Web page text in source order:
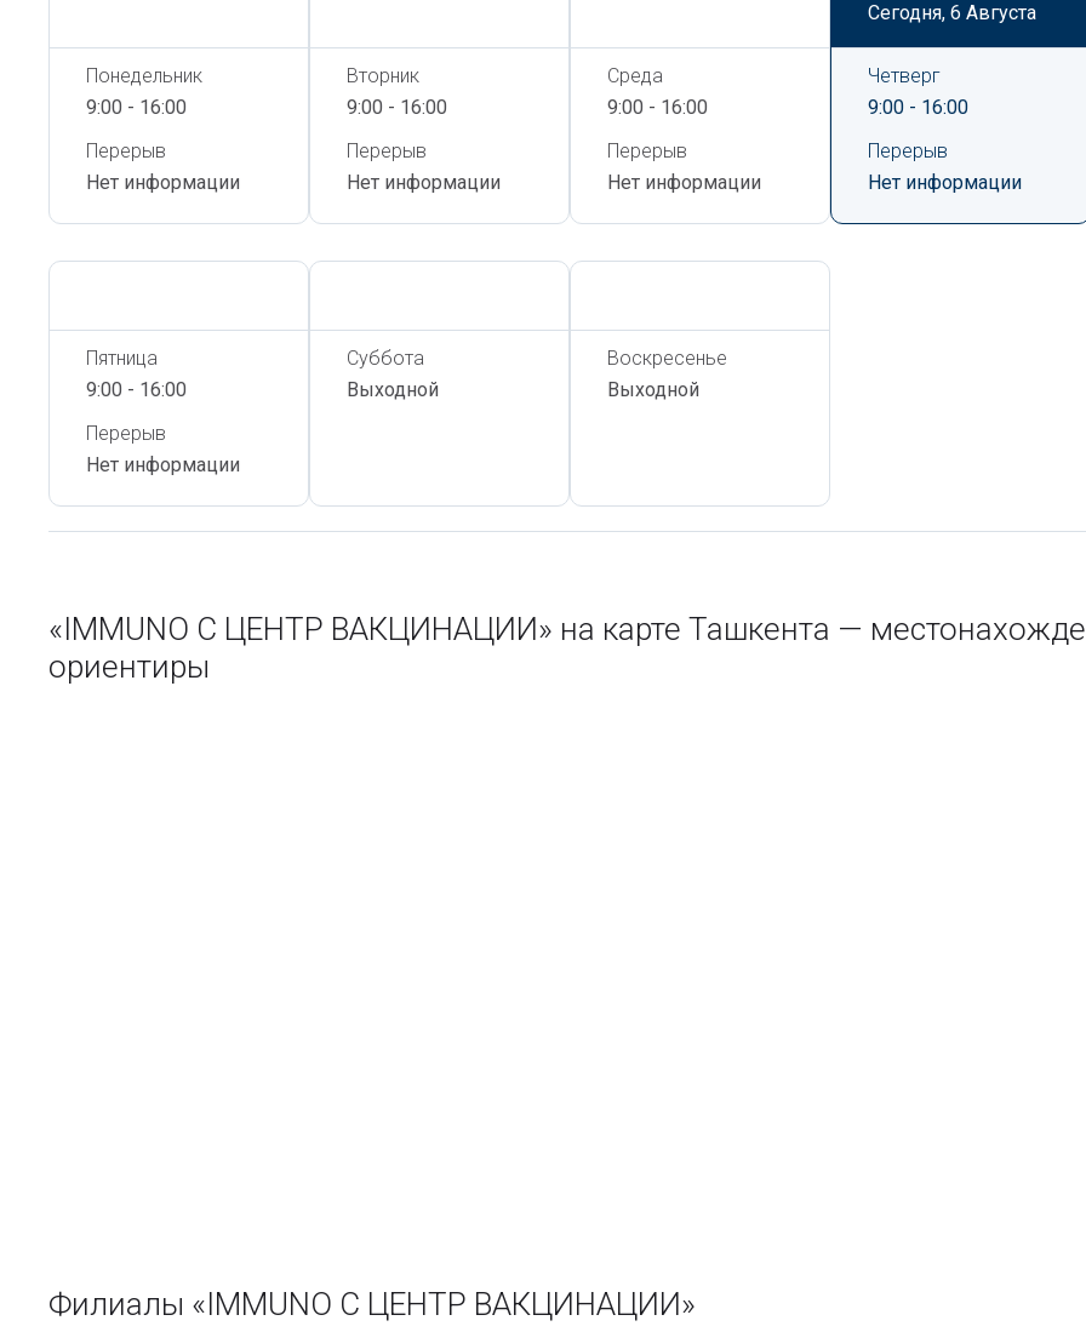
Понедельник
9:00 - 16:00
Перерыв
Нет информации
Вторник
9:00 - 16:00
Перерыв
Нет информации
Среда
9:00 - 16:00
Перерыв
Нет информации
Сегодня, 6 Августа
Четверг
9:00 - 16:00
Перерыв
Нет информации
Пятница
9:00 - 16:00
Перерыв
Нет информации
Суббота
Выходной
Воскресенье
Выходной
«IMMUNO C ЦЕНТР ВАКЦИНАЦИИ» на карте Ташкента —
ориентиры
Филиалы «IMMUNO C ЦЕНТР ВАКЦИНАЦИИ»